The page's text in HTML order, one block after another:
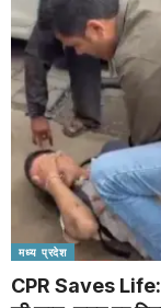
मध्य प्रदेश
CPR Saves Life: